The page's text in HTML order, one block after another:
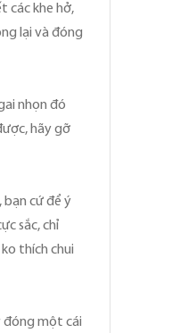
các khe hở,
lại và đóng
nhọn đó
hãy gỡ
bạn cứ để ý
sắc, chỉ
thích chui
đóng một cái